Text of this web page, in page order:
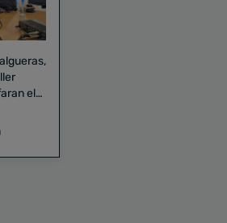
el